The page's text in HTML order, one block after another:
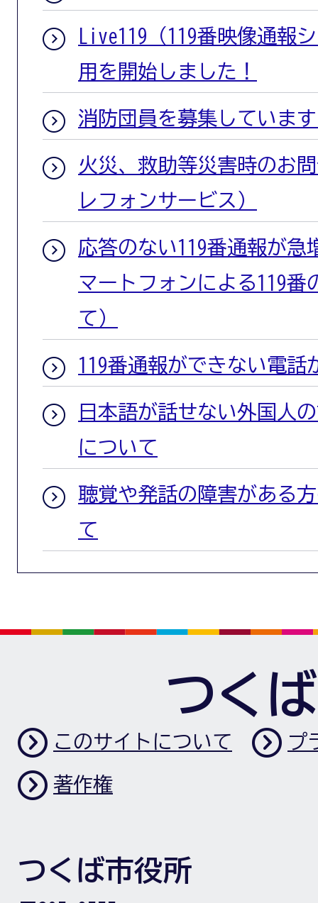
Live119（119番映像通報
用を開始しました！
消防団員を募集していま
火災、救助等災害時のお
レフォンサービス）
応答のない119番通報が急
マートフォンによる119番
て）
119番通報ができない電話
日本語が話せない外国人
について
聴覚や発話の障害がある
て
つく
このサイトについて プ
著作権
つくば市役所